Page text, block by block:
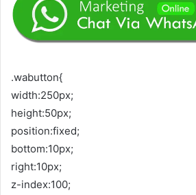
.wabutton{
width:250px;
height:50px;
position:fixed;
bottom:10px;
right:10px;
z-index:100;